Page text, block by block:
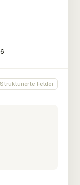
Strukturierte Felder